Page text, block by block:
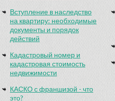
Вступление в наследство
на квартиру: необходимые
документы и порядок
действий
Кадастровый номер и
кадастровая стоимость
недвижимости
КАСКО с франшизой - что
это?